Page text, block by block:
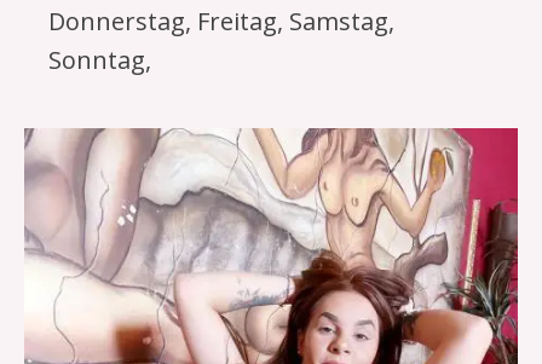
Donnerstag, Freitag, Samstag,
Sonntag,